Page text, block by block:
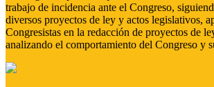
trabajo de incidencia ante el Congreso,
diversos proyectos de ley y actos legislativos,
Congresistas en la redacción de proyectos de
analizando el comportamiento del Congreso y